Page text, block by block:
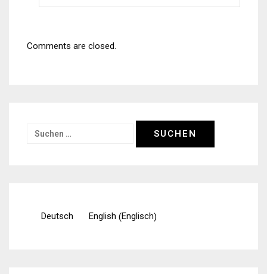
Comments are closed.
Suchen
Deutsch English (Englisch)